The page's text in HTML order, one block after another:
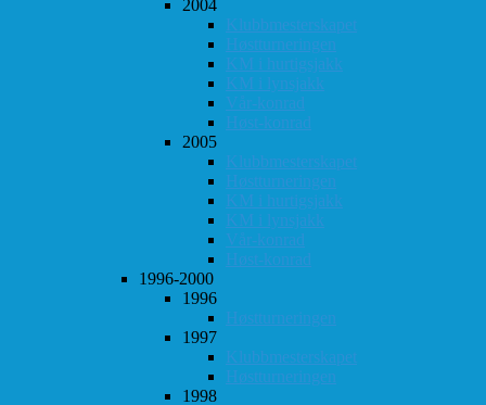
2004
Klubbmesterskapet
Høstturneringen
KM i hurtigsjakk
KM i lynsjakk
Vår-konrad
Høst-konrad
2005
Klubbmesterskapet
Høstturneringen
KM i hurtigsjakk
KM i lynsjakk
Vår-konrad
Høst-konrad
1996-2000
1996
Høstturneringen
1997
Klubbmesterskapet
Høstturneringen
1998